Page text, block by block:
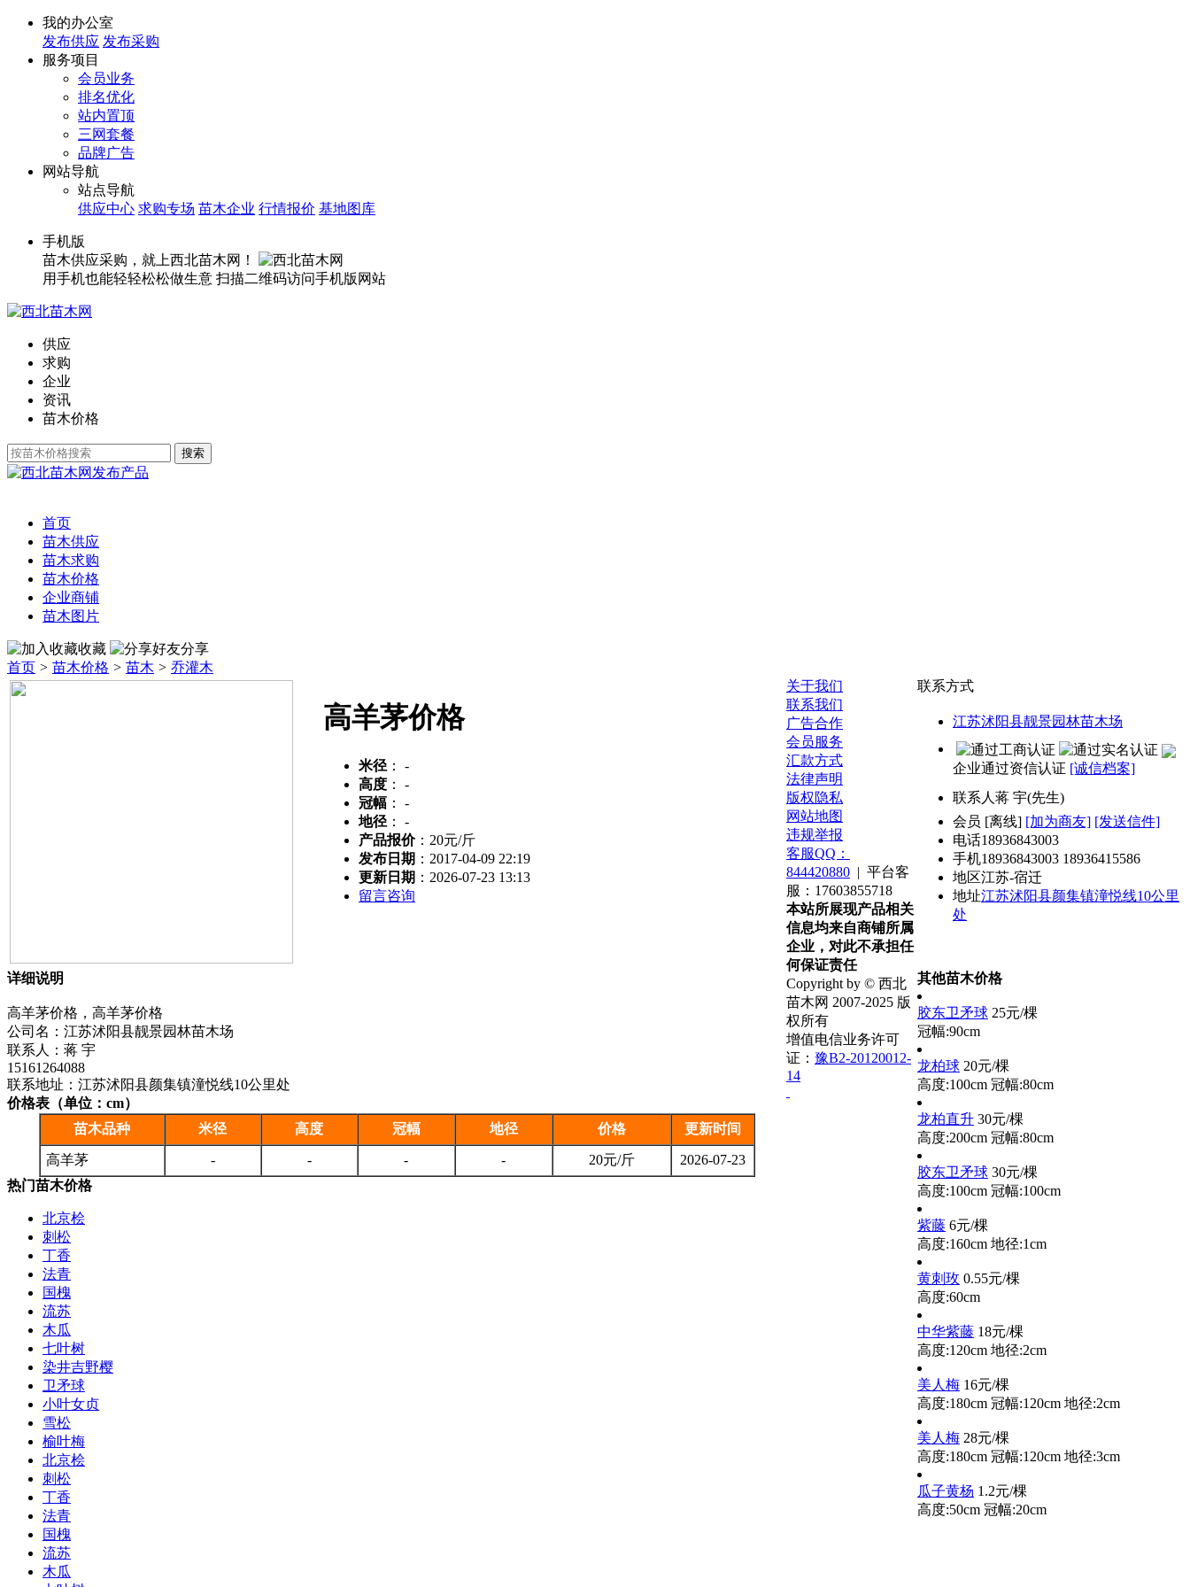
我的办公室
发布供应 发布采购
服务项目
会员业务
排名优化
站内置顶
三网套餐
品牌广告
网站导航
站点导航
供应中心 求购专场 苗木企业 行情报价 基地图库
手机版
苗木供应采购，就上西北苗木网！
用手机也能轻轻松松做生意 扫描二维码访问手机版网站
供应
求购
企业
资讯
苗木价格
发布产品
首页
苗木供应
苗木求购
苗木价格
企业商铺
苗木图片
收藏
分享
首页 > 苗木价格 > 苗木 > 乔灌木
高羊茅价格
米径 ：
-
高度 ：
-
冠幅 ：
-
地径 ：
-
产品报价： 20元/斤
发布日期 ：2017-04-09 22:19
更新日期 ：2026-07-23 13:13
留言咨询
联系方式
江苏沭阳县靓景园林苗木场
企业通过资信认证 [诚信档案]
联系人 蒋 宇(先生)
会员 [离线] [加为商友] [发送信件]
电话18936843003
手机18936843003 18936415586
地区江苏-宿迁
地址江苏沭阳县颜集镇潼悦线10公里
处
详细说明
高羊茅价格，高羊茅价格
公司名：江苏沭阳县靓景园林苗木场
联系人：蒋 宇
15161264088
联系地址：江苏沭阳县颜集镇潼悦线10公里处
价格表（单位：cm）
苗木品种
米径 高度 冠幅 地径 价格 更新时间
高羊茅 - - - - 20元/斤
2026-07-23
热门苗木价格
北京桧
刺松
丁香
法青
国槐
流苏
木瓜
七叶树
染井吉野樱
卫矛球
小叶女贞
雪松
榆叶梅
北京桧
刺松
丁香
法青
国槐
流苏
木瓜
其他苗木价格
胶东卫矛球 25元/棵
冠幅:90cm
龙柏球 20元/棵
高度:100cm 冠幅:80cm
龙柏直升 30元/棵
高度:200cm 冠幅:80cm
胶东卫矛球 30元/棵
高度:100cm 冠幅:100cm
紫藤 6元/棵
高度:160cm 地径:1cm
黄刺玫 0.55元/棵
高度:60cm
中华紫藤 18元/棵
高度:120cm 地径:2cm
美人梅 16元/棵
高度:180cm 冠幅:120cm 地径:2cm
美人梅 28元/棵
高度:180cm 冠幅:120cm 地径:3cm
瓜子黄杨 1.2元/棵
高度:50cm 冠幅:20cm
关于我们
联系我们
广告合作
会员服务
汇款方式
法律声明
版权隐私
网站地图
违规举报
客服QQ：
844420880 | 平台客
服：17603855718
本站所展现产品相关
信息均来自商铺所属
企业，对此不承担任
何保证责任
Copyright by © 西北
苗木网 2007-2025 版
权所有
增值电信业务许可
证： 豫B2-20120012-
14